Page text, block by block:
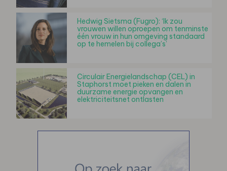
Hedwig Sietsma (Fugro): ‘Ik zou
vrouwen willen oproepen om tenminste
één vrouw in hun omgeving standaard
op te hemelen bij collega’s’
Circulair Energielandschap (CEL) in
Staphorst moet pieken en dalen in
duurzame energie opvangen en
elektriciteitsnet ontlasten